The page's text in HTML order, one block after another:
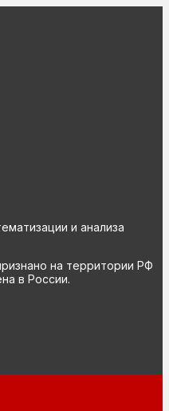
и анализа
на территории РФ
в России.